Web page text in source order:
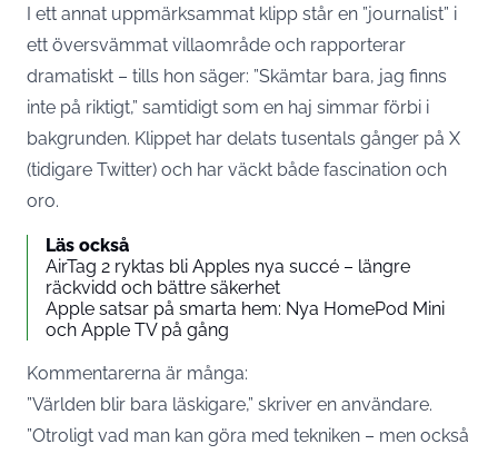
I ett annat uppmärksammat klipp står en ”journalist” i
ett översvämmat villaområde och rapporterar
dramatiskt – tills hon säger: ”Skämtar bara, jag finns
inte på riktigt,” samtidigt som en haj simmar förbi i
bakgrunden. Klippet har delats tusentals gånger på X
(tidigare Twitter) och har väckt både fascination och
oro.
Läs också
AirTag 2 ryktas bli Apples nya succé – längre
räckvidd och bättre säkerhet
Apple satsar på smarta hem: Nya HomePod Mini
och Apple TV på gång
Kommentarerna är många:
”Världen blir bara läskigare,” skriver en användare.
”Otroligt vad man kan göra med tekniken – men också